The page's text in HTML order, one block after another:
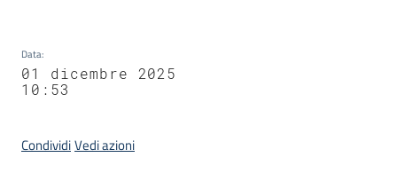
Data:
01 dicembre 2025
10:53
CondividiVedi azioni